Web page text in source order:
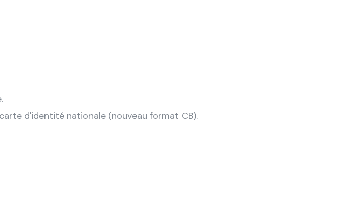
d'identité nationale (nouveau format CB).